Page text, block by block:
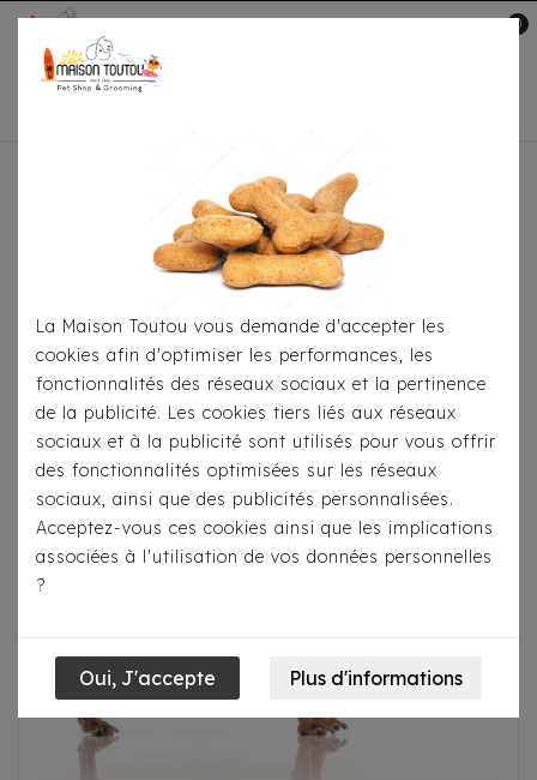
0
Accueil
Pour
Imperméables
Imperméable Milk &
Pepper Suzy
La Maison Toutou vous demande d'accepter les
cookies afin d'optimiser les performances, les
fonctionnalités des réseaux sociaux et la pertinence
de la publicité. Les cookies tiers liés aux réseaux
sociaux et à la publicité sont utilisés pour vous offrir
des fonctionnalités optimisées sur les réseaux
sociaux, ainsi que des publicités personnalisées.
Acceptez-vous ces cookies ainsi que les implications
associées à l'utilisation de vos données personnelles
?